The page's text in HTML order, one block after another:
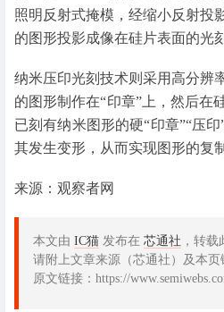
照明反射式掩模，经缩小反射投
的图形投影成像在硅片表面的光
纳米压印光刻技术则采用高分辨
的图形制作在“印章”上，然后在
已刻有纳米图形的硬“印章”“压
其发生变形，从而实现图形的复制
来源：观察者网
本文由 IC猫 发布在 芯通社 ，转
请附上文章来源（芯通社）及本页
原文链接：https://